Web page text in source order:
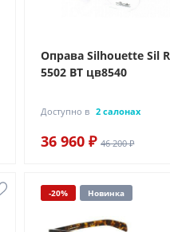
Оправа Silhouette Sil
5502 BT цв8540
Доступно в 2 салонах
36 960 ₽ 46 200 ₽
-20% Новинка